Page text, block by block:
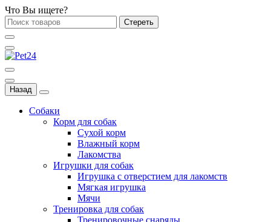
Что Вы ищете?
Стереть
Назад
Собаки
Корм для собак
Сухой корм
Влажный корм
Лакомства
Игрушки для собак
Игрушка с отверстием для лакомств
Мягкая игрушка
Мячи
Тренировка для собак
Тренировочные снаряды